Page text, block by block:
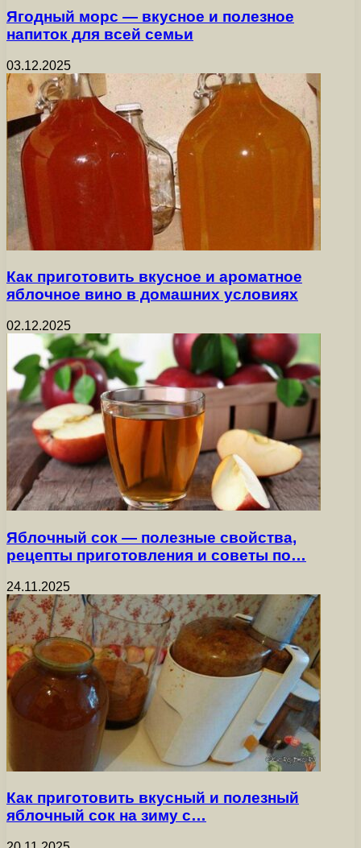
Ягодный морс — вкусное и полезное
напиток для всей семьи
03.12.2025
Как приготовить вкусное и ароматное
яблочное вино в домашних условиях
02.12.2025
Яблочный сок — полезные свойства,
рецепты приготовления и советы по…
24.11.2025
Как приготовить вкусный и полезный
яблочный сок на зиму с…